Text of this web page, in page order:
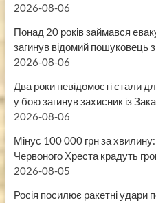
2026-08-06
Понад 20 років займався
загинув відомий пошуковець
2026-08-06
Два роки невідомості стали
у бою загинув захисник із
2026-08-06
Мінус 100 000 грн за
Червоного Хреста крадуть
2026-08-05
Росія посилює ракетні удари